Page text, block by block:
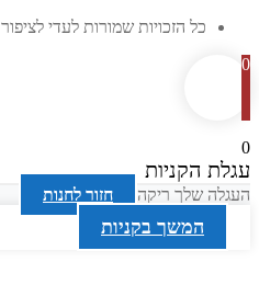
כל הזכויות שמורות לעדי לציפור
0
0
עגלת הקניות
העגלה שלך ריקה חזור לחנות
המשך בקניות